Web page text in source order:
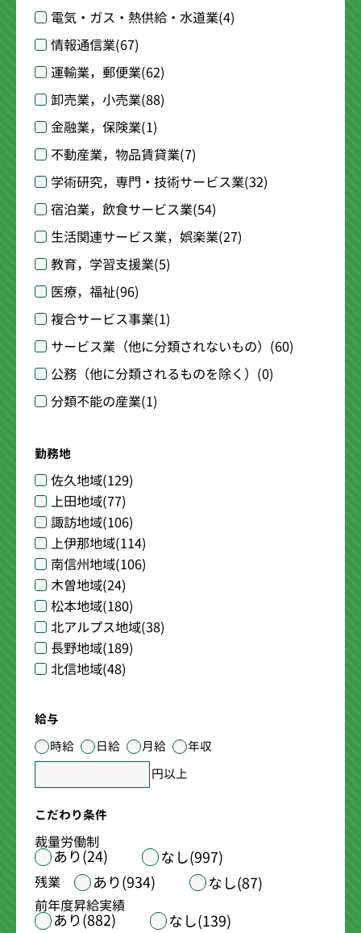
電気・ガス・熱供給・水道業(4)
情報通信業(67)
運輸業，郵便業(62)
卸売業，小売業(88)
金融業，保険業(1)
不動産業，物品賃貸業(7)
学術研究，専門・技術サービス業(32)
宿泊業，飲食サービス業(54)
生活関連サービス業，娯楽業(27)
教育，学習支援業(5)
医療，福祉(96)
複合サービス事業(1)
サービス業（他に分類されないもの） (60)
公務（他に分類されるものを除く） (0)
分類不能の産業(1)
勤務地
佐久地域(129)
上田地域(77)
諏訪地域(106)
上伊那地域(114)
南信州地域(106)
木曽地域(24)
松本地域(180)
北アルプス地域(38)
長野地域(189)
北信地域(48)
給与
時給
日給 月給
年収
円以上
こだわり条件
裁量労働制
あり(24) なし(997)
残業 あり(934) なし(87)
前年度昇給実績
あり(882) なし(139)